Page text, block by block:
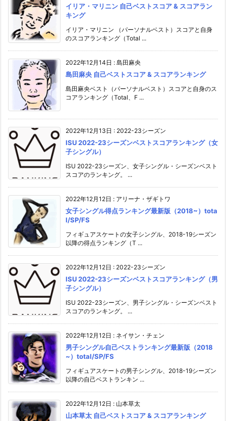
イリア・マリニン 自己ベストスコア & スコアラン
キング
イリア・マリニン （パーソナルベスト）スコアと自身
のスコアランキング（Total ...
2022年12月14日 : 島田麻央
島田麻央 自己ベストスコア & スコアランキング
島田麻央ベスト（パーソナルベスト）スコアと自身のス
コアランキング（Total、F ...
2022年12月13日 : 2022-23シーズン
ISU 2022-23シーズンベストスコアランキング（女
子シングル）
ISU 2022-23シーズン、女子シングル・シーズンベスト
スコアのランキング。 ...
2022年12月12日 : アリーナ・ザギトワ
女子シングル得点ランキング最新版（2018~）tota
l/SP/FS
フィギュアスケートの女子シングル、2018-19シーズン
以降の得点ランキング（T ...
2022年12月12日 : 2022-23シーズン
ISU 2022-23シーズンベストスコアランキング（男
子シングル）
ISU 2022-23シーズン、男子シングル・シーズンベスト
スコアのランキング。 ...
2022年12月12日 : ネイサン・チェン
男子シングル自己ベストランキング最新版（2018
~）total/SP/FS
フィギュアスケートの男子シングル、2018-19シーズン
以降の自己ベストランキン ...
2022年12月12日 : 山本草太
山本草太 自己ベストスコア & スコアランキング